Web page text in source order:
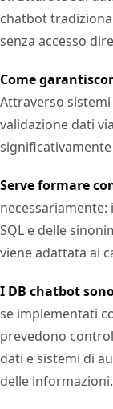
chatbot
senza accesso
Come
Attraverso
validazione dati
Serve formare
SQL e delle
viene adattata ai
I DB chatbot
se implementati
prevedono
dati e sistemi di
delle informazioni.